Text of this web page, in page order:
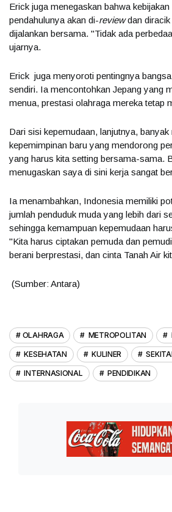
Erick juga menegaskan bahwa kebijakan
pendahulunya akan di-reviewdan diracik
dijalankan bersama. "Tidak ada
ujarnya.
Erick juga menyoroti pentingnya
sendiri. Ia mencontohkan Jepang yang
menua, prestasi olahraga mereka tetap
Dari sisi kepemudaan, lanjutnya, banyak
kepemimpinan baru yang mendorong
yang harus kita setting bersama-sama.
menugaskan saya di sini kerja sangat
Ia menambahkan, Indonesia memiliki
jumlah penduduk muda yang lebih dari
sehingga kemampuan kepemudaan
"Kita harus ciptakan pemuda dan
berani berprestasi, dan cinta Tanah Air
(Sumber: Antara)
OLAHRAGA METROPOLITAN
KESEHATAN KULINER
INTERNASIONAL PENDIDIKAN